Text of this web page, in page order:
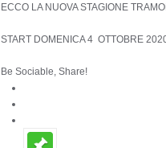
ECCO LA NUOVA STAGIONE
START DOMENICA 4 OTTOBRE
Be Sociable, Share!